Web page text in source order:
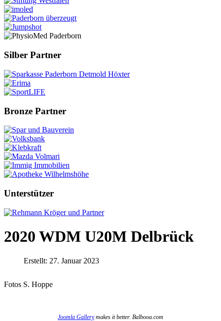
Silber Partner
Bronze Partner
Unterstützer
2020 WDM U20M Delbrück
Erstellt: 27. Januar 2023
Fotos S. Hoppe
Joomla Gallerymakes it better. Balbooa.com